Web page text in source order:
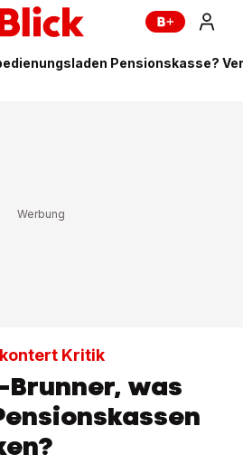
Pensionskasse?
Kritik
was